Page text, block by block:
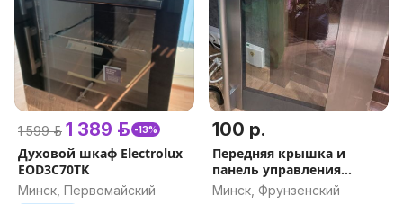
1 599 р. 1 389 р. -13%
Духовой шкаф Electrolux
EOD3C70TK
Минск, Первомайский
100 р.
Передняя крышка и
панель управления
Electrolux
Минск, Фрунзенский